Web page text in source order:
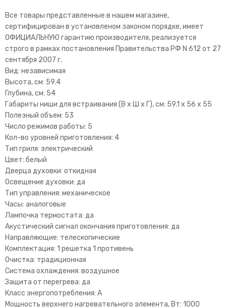
Все товары представленные в нашем магазине,
сертифицирован в установленом законом порядке, имеет
ОФИЦИАЛЬНУЮ гарантию производителя, реализуется
строго в рамках постановления Правительства РФ N 612 от 27
сентября 2007 г.
Вид: независимая
Высота, см: 59.4
Глубина, см: 54
Габариты ниши для встраивания (В х Ш х Г), см: 59.1 х 56 х 55
Полезный объем: 53
Число режимов работы: 5
Кол-во уровней приготовления: 4
Тип гриля: электрический
Цвет: белый
Дверца духовки: откидная
Освещение духовки: да
Тип управления: механическое
Часы: аналоговые
Лампочка термостата: да
Акустический сигнал окончания приготовления: да
Направляющие: телескопические
Комплектация: 1 решетка 1 противень
Очистка: традиционная
Система охлаждения: воздушное
Защита от перегрева: да
Класс энергопотребления: A
Мощность верхнего нагревательного элемента, Вт: 1000